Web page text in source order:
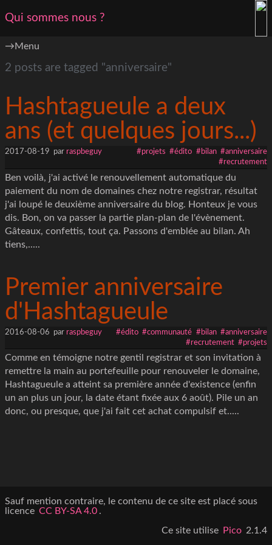
Qui sommes nous ?
Menu
2 posts are tagged "anniversaire"
Hashtagueule a deux
ans (et quelques jours...)
2017-08-19 par raspbeguy #anniversaire
#bilan
#édito
#projets
#recrutement
Ben voilà, j'ai activé le renouvellement automatique du
paiement du nom de domaines chez notre registrar, résultat
j'ai loupé le deuxième anniversaire du blog. Honteux je vous
dis. Bon, on va passer la partie plan-plan de l'évènement.
Gâteaux, confettis, tout ça. Passons d'emblée au bilan. Ah
tiens,.....
Premier anniversaire
d'Hashtagueule
2016-08-06 par raspbeguy #anniversaire
#bilan
#communauté
#édito
#projets
#recrutement
Comme en témoigne notre gentil registrar et son invitation à
remettre la main au portefeuille pour renouveler le domaine,
Hashtagueule a atteint sa première année d'existence (enfin
un an plus un jour, la date étant fixée aux 6 août). Pile un an
donc, ou presque, que j'ai fait cet achat compulsif et.....
Sauf mention contraire, le contenu de ce site est placé sous
licence CC BY-SA 4.0 .
Ce site utilise
Pico 2.1.4